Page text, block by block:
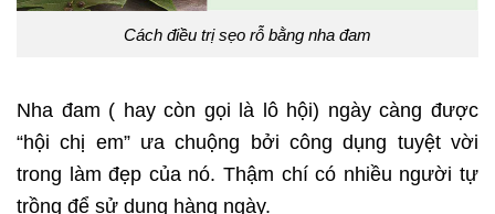
Cách điều trị sẹo rỗ bằng nha đam
Nha đam ( hay còn gọi là lô hội) ngày càng được
“hội chị em” ưa chuộng bởi công dụng tuyệt vời
trong làm đẹp của nó. Thậm chí có nhiều người tự
trồng để sử dụng hàng ngày.